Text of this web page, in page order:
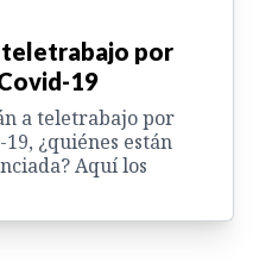
teletrabajo por
19
a teletrabajo por
¿quiénes están
Aquí los